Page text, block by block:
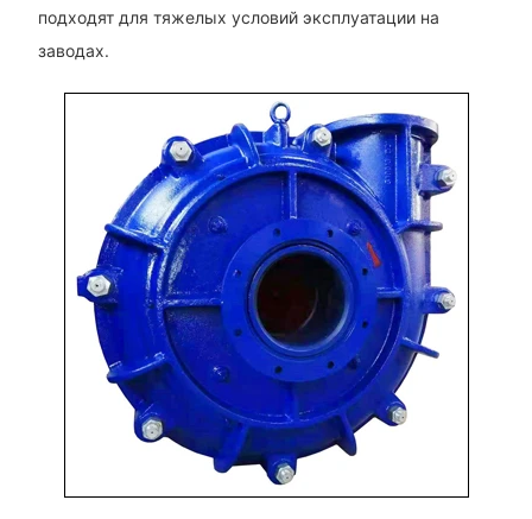
подходят для тяжелых условий эксплуатации на
заводах.